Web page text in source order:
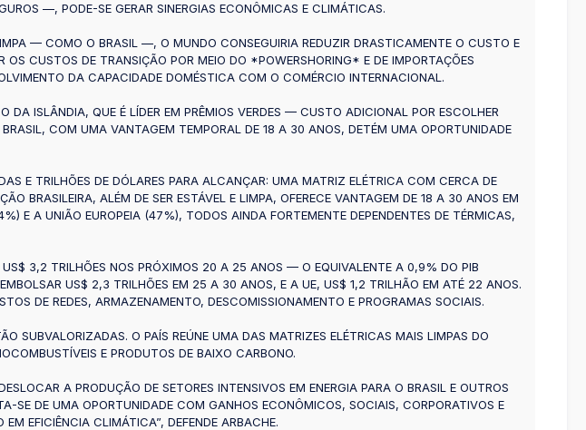
—, PODE-SE GERAR SINERGIAS ECONÔMICAS E CLIMÁTICAS.
— COMO O BRASIL —, O MUNDO CONSEGUIRIA REDUZIR DRASTICAMENTE O CUSTO E
CUSTOS DE TRANSIÇÃO POR MEIO DO *POWERSHORING* E DE IMPORTAÇÕES
DA CAPACIDADE DOMÉSTICA COM O COMÉRCIO INTERNACIONAL.
DA ISLÂNDIA, QUE É LÍDER EM PRÊMIOS VERDES — CUSTO ADICIONAL POR ESCOLHER
COM UMA VANTAGEM TEMPORAL DE 18 A 30 ANOS, DETÉM UMA OPORTUNIDADE
E TRILHÕES DE DÓLARES PARA ALCANÇAR: UMA MATRIZ ELÉTRICA COM CERCA DE
BRASILEIRA, ALÉM DE SER ESTÁVEL E LIMPA, OFERECE VANTAGEM DE 18 A 30 ANOS EM
E A UNIÃO EUROPEIA (47%), TODOS AINDA FORTEMENTE DEPENDENTES DE TÉRMICAS,
3,2 TRILHÕES NOS PRÓXIMOS 20 A 25 ANOS — O EQUIVALENTE A 0,9% DO PIB
US$ 2,3 TRILHÕES EM 25 A 30 ANOS, E A UE, US$ 1,2 TRILHÃO EM ATÉ 22 ANOS.
DE REDES, ARMAZENAMENTO, DESCOMISSIONAMENTO E PROGRAMAS SOCIAIS.
SUBVALORIZADAS. O PAÍS REÚNE UMA DAS MATRIZES ELÉTRICAS MAIS LIMPAS DO
E PRODUTOS DE BAIXO CARBONO.
A PRODUÇÃO DE SETORES INTENSIVOS EM ENERGIA PARA O BRASIL E OUTROS
SE DE UMA OPORTUNIDADE COM GANHOS ECONÔMICOS, SOCIAIS, CORPORATIVOS E
EFICIÊNCIA CLIMÁTICA”, DEFENDE ARBACHE.